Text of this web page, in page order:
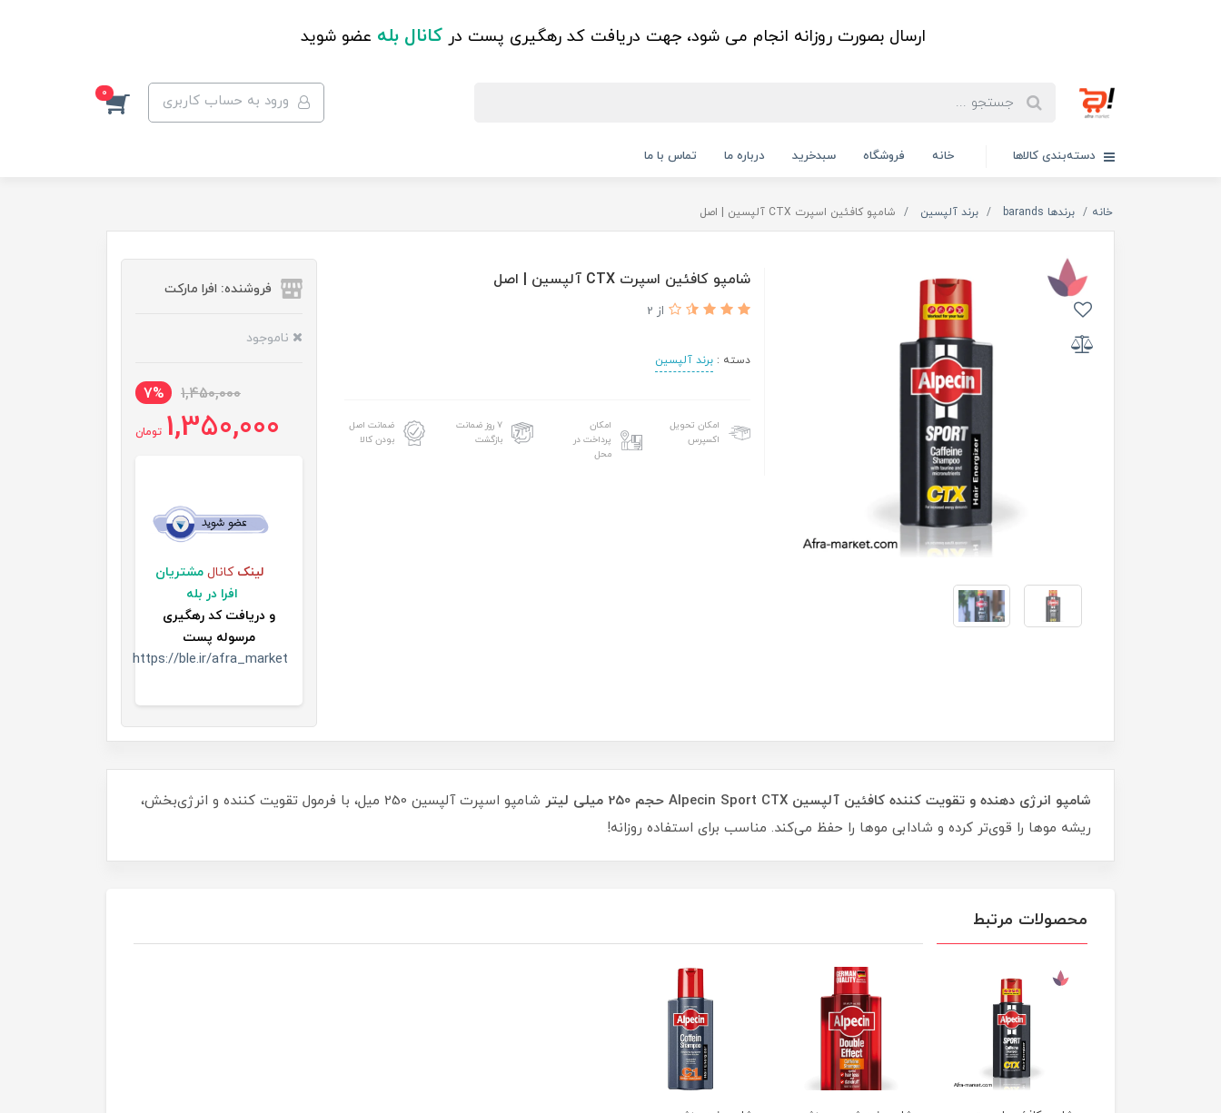
ارسال بصورت روزانه انجام می شود، جهت دریافت کد رهگیری پست در کانال بله عضو شوید
ورود به حساب کاربری 0
دسته‌بندی کالاها خانه فروشگاه سبدخرید درباره ما تماس با ما
خانه برندها barands برند آلپسین شامپو کافئین اسپرت CTX آلپسین | اصل
شامپو کافئین اسپرت CTX آلپسین | اصل
از 2
دسته :برند آلپسین
امکان تحویل
اکسپرس
امکان
پرداخت در
محل
۷ روز ضمانت
بازگشت
ضمانت اصل
بودن کالا
فروشنده: افرا مارکت
ناموجود
1,450,000
7%
1,350,000 تومان
لینک کانال مشتریان
افرا در بله
و دریافت کد رهگیری
مرسوله پست
https://ble.ir/afra_market
شامپو انرژی دهنده و تقویت کننده کافئین آلپسین Alpecin Sport CTX حجم 250 میلی لیتر
شامپو اسپرت آلپسین 250 میل، با فرمول تقویت کننده و انرژی‌بخش،
ریشه موها را قوی‌تر کرده و شادابی موها را حفظ می‌کند. مناسب برای استفاده روزانه!
محصولات مرتبط